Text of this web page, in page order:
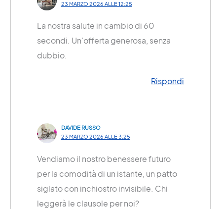
23 MARZO 2026 ALLE 12:25
La nostra salute in cambio di 60
secondi. Un’offerta generosa, senza
dubbio.
Rispondi
DAVIDE RUSSO
23 MARZO 2026 ALLE 3:25
Vendiamo il nostro benessere futuro
per la comodità di un istante, un patto
siglato con inchiostro invisibile. Chi
leggerà le clausole per noi?